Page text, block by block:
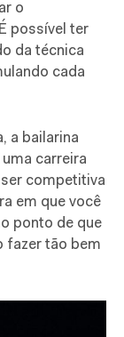
o
possível ter
da técnica
cada
a bailarina
carreira
competitiva
em que você
ponto de que
fazer tão bem